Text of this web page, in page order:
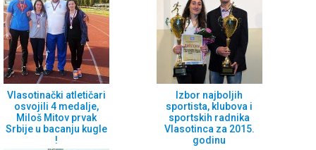
Vlasotinački atletičari
osvojili 4 medalje,
Miloš Mitov prvak
Srbije u bacanju kugle
!
Izbor najboljih
sportista, klubova i
sportskih radnika
Vlasotinca za 2015.
godinu